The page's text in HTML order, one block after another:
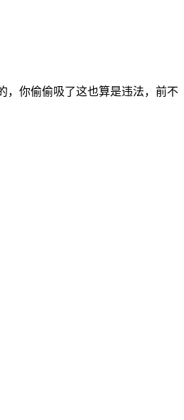
，你偷偷吸了这也算是违法，前不